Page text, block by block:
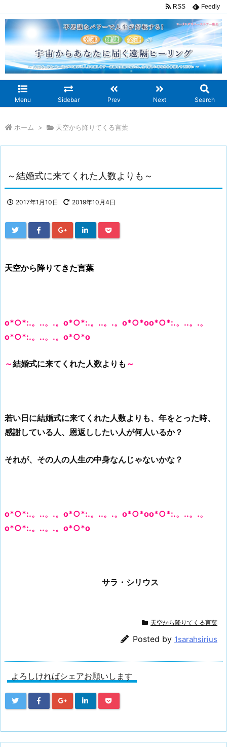
Menu Sidebar Prev Next Search
RSS Feedly
ホーム > 天空から降りてくる言葉
～結婚式に来てくれた人数よりも～
2017年1月10日 2019年10月4日
天空から降りてきた言葉
o*○*:.。..。.。o*○*:.。..。.。o*○*oo*○*:.。..。.。
o*○*:.。..。.。o*○*o
～結婚式に来てくれた人数よりも ～
若い日に結婚式に来てくれた人数よりも、年をとった時、
感謝している人、恩返ししたい人が何人いるか？
それが、その人の人生の中身なんじゃないかな？
o*○*:.。..。.。o*○*:.。..。.。o*○*oo*○*:.。..。.。
o*○*:.。..。.。o*○*o
サラ・シリウス
天空から降りてくる言葉
Posted by 1sarahsirius
よろしければシェアお願いします